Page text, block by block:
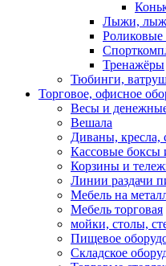
Лыжи,
Роликовые
Тренажёры
Тюбинги,
Торговое, офисное
Весы и
Вешала
Диваны, кресла,
Кассовые боксы
Корзины и
Линии раздачи
Мебель на
Мебель торговая
мойки, столы,
Пищевое
Складское